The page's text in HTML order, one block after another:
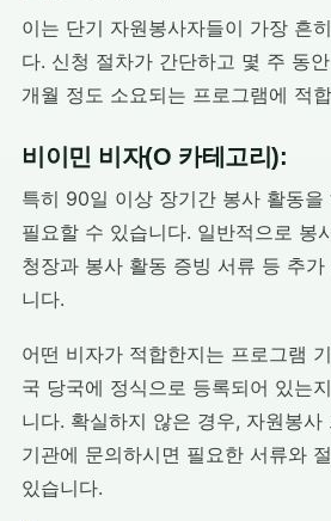
이는 단기 자원봉사자들이 가장 흔
다. 신청 절차가 간단하고 몇 주 동
개월 정도 소요되는 프로그램에 적
비이민 비자(O 카테고리):
특히 90일 이상 장기간 봉사 활동
필요할 수 있습니다. 일반적으로 봉
청장과 봉사 활동 증빙 서류 등 추
니다.
어떤 비자가 적합한지는 프로그램
국 당국에 정식으로 등록되어 있는
니다. 확실하지 않은 경우, 자원봉사
기관에 문의하시면 필요한 서류와
있습니다.